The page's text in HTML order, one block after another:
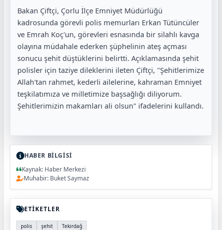
Bakan Çiftçi, Çorlu İlçe Emniyet Müdürlüğü
kadrosunda görevli polis memurları Erkan Tütüncüler
ve Emrah Koç'un, görevleri esnasında bir silahlı kavga
olayına müdahale ederken şüphelinin ateş açması
sonucu şehit düştüklerini belirtti. Açıklamasında şehit
polisler için taziye dileklerini ileten Çiftçi, "Şehitlerimize
Allah'tan rahmet, kederli ailelerine, kahraman Emniyet
teşkilatımıza ve milletimize başsağlığı diliyorum.
Şehitlerimizin makamları ali olsun" ifadelerini kullandı.
HABER BİLGİSİ
Kaynak: Haber Merkezi
Muhabir: Buket Saymaz
ETİKETLER
polis şehit Tekirdağ